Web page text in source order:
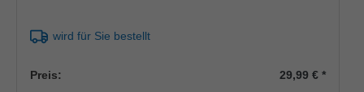
wird für Sie bestellt
Preis: 29,99 €*